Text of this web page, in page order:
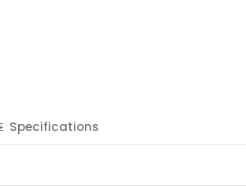
Specifications